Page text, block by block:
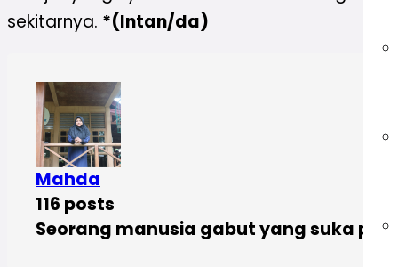
sekitarnya. *(Intan/da)
Mahda
116 posts
Seorang manusia gabut yang suka